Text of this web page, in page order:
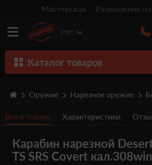
Мастерская Разрешение
РУС
Каталог товаров
Травматическое оружие
Пистолеты
Оптика
Оружие Нарезное оружие
Все о товаре Характеристики
Карабин нарезной
TS SRS Covert